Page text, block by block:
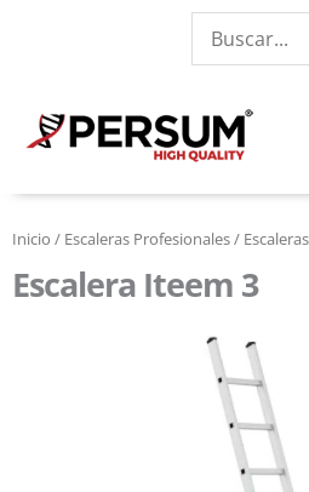
Inicio / Escaleras Profesionales/
Escalera Iteem 3